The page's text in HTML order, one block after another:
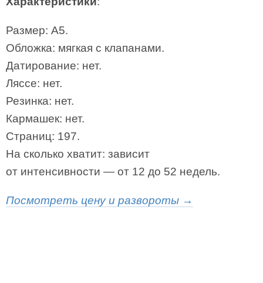
Размер: А5.
Обложка: мягкая с клапанами.
Датирование: нет.
Ляссе: нет.
Резинка: нет.
Кармашек: нет.
Страниц: 197.
На сколько хватит: зависит
от интенсивности — от 12 до 52 недель.
Посмотреть цену и развороты →